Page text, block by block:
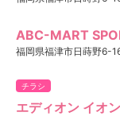
ABC-MART
福岡県福津市日蒔野6-
チラシ
エディオン イオ